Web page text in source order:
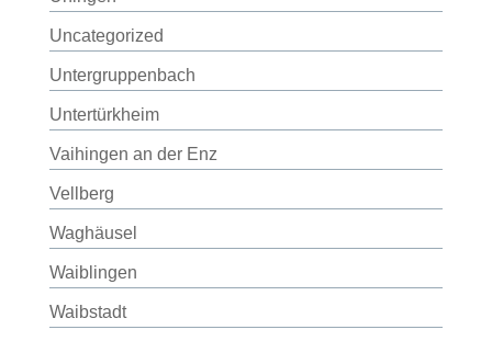
Uncategorized
Untergruppenbach
Untertürkheim
Vaihingen an der Enz
Vellberg
Waghäusel
Waiblingen
Waibstadt